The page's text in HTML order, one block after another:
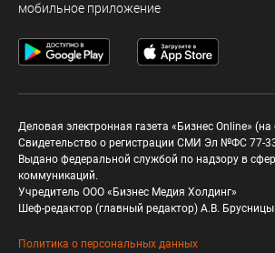
мобильное приложение
Деловая электронная газета «Бизнес Online» (на
Свидетельство о регистрации СМИ Эл №ФС 77-
Выдано федеральной службой по надзору в
коммуникаций.
Учредитель ООО «Бизнес Медия Холдинг»
Шеф-редактор (главный редактор) А.В.
Политика о персональных данных